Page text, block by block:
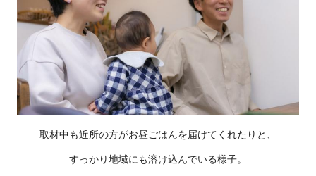
取材中も近所の方がお昼ごはんを届けてくれたりと、
すっかり地域にも溶け込んでいる様子。